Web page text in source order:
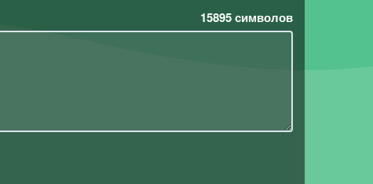
15895символов